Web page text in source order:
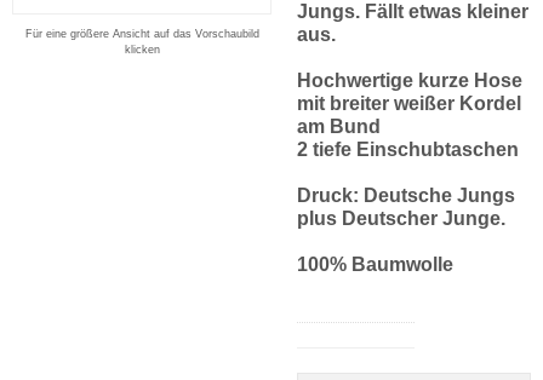
Für eine größere Ansicht auf das Vorschaubild
klicken
Jungs. Fällt etwas kleiner
aus.
Hochwertige kurze Hose
mit breiter weißer Kordel
am Bund
2 tiefe Einschubtaschen
Druck: Deutsche Jungs
plus Deutscher Junge.
100% Baumwolle